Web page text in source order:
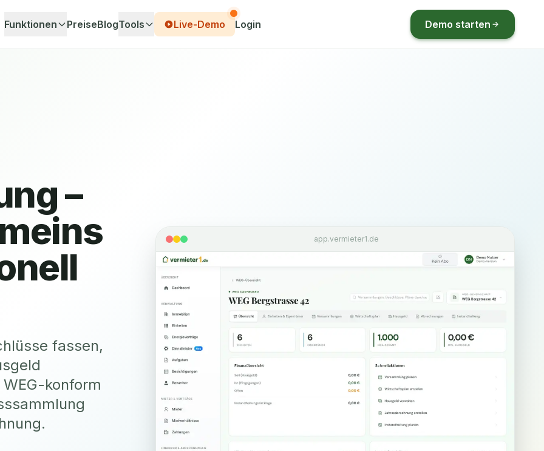
Funktionen PreiseBlogTools Live-Demo Login Demo starten
–
fassen,
konform
app.vermieter1.de